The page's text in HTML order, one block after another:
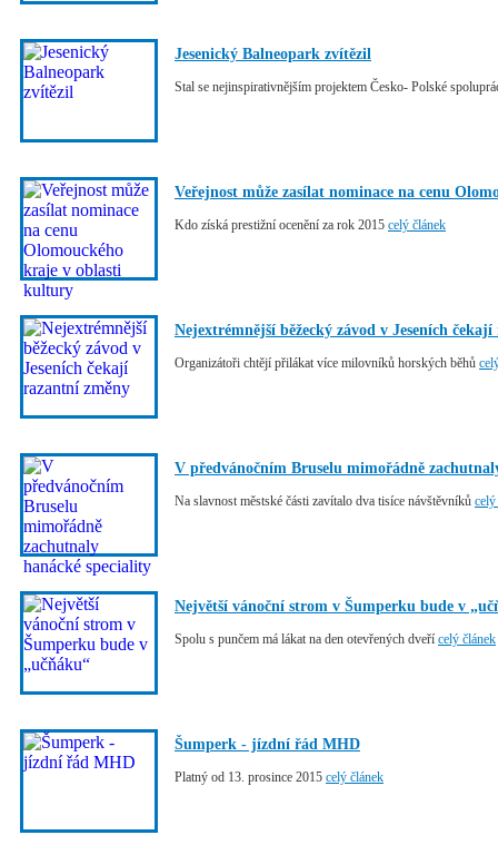
Jesenický Balneopark zvítězil
Stal se nejinspirativnějším projektem Česko- Polské
Veřejnost může zasílat nominace na cenu
Kdo získá prestižní ocenění za rok 2015 celý článek
Nejextrémnější běžecký závod v Jeseních
Organizátoři chtějí přilákat více milovníků horských běhů
V předvánočním Bruselu mimořádně
Na slavnost městské části zavítalo dva tisíce návštěvníků celý
Největší vánoční strom v Šumperku bude v
Spolu s punčem má lákat na den otevřených dveří celý článek
Šumperk - jízdní řád MHD
Platný od 13. prosince 2015 celý článek